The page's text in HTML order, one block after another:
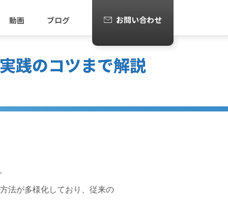
動画 ブログ お問い合わせ
践のコツまで解説
法が多様化しており、従来の